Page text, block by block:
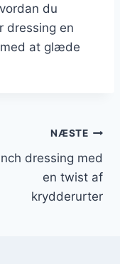
du
dressing en
at glæde
NÆSTE
dressing med
en twist af
krydderurter